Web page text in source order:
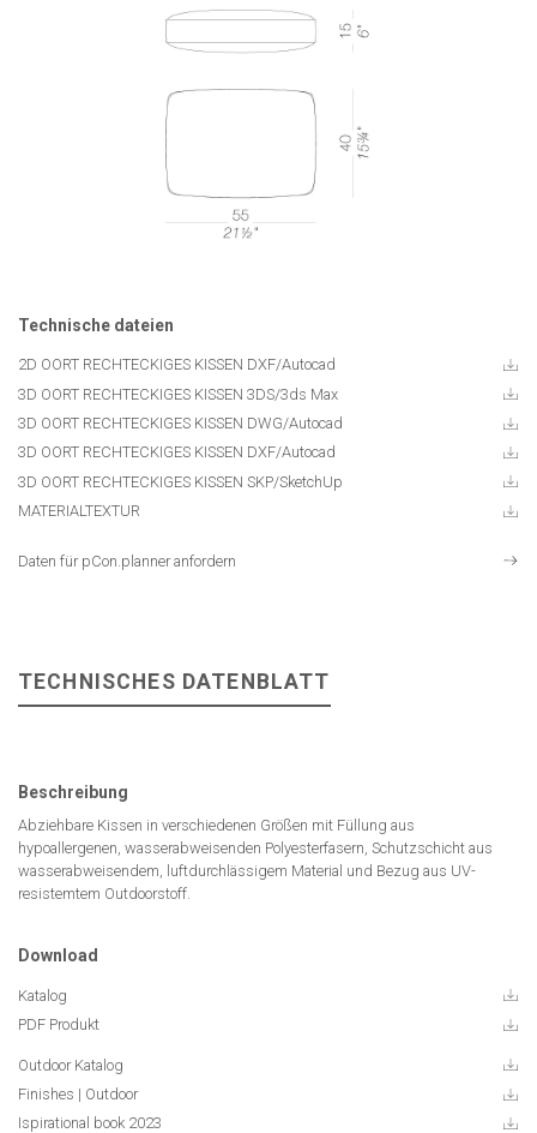
Technische dateien
2D OORT RECHTECKIGES KISSEN DXF/Autocad
3D OORT RECHTECKIGES KISSEN 3DS/3ds Max
3D OORT RECHTECKIGES KISSEN DWG/Autocad
3D OORT RECHTECKIGES KISSEN DXF/Autocad
3D OORT RECHTECKIGES KISSEN SKP/SketchUp
MATERIALTEXTUR
Daten für pCon.planner anfordern
TECHNISCHES DATENBLATT
Beschreibung
Abziehbare Kissen in verschiedenen Größen mit Füllung aus
hypoallergenen, wasserabweisenden Polyesterfasern, Schutzschicht aus
wasserabweisendem, luftdurchlässigem Material und Bezug aus UV-
resistemtem Outdoorstoff.
Download
Katalog
PDF Produkt
Outdoor Katalog
Finishes | Outdoor
Ispirational book 2023